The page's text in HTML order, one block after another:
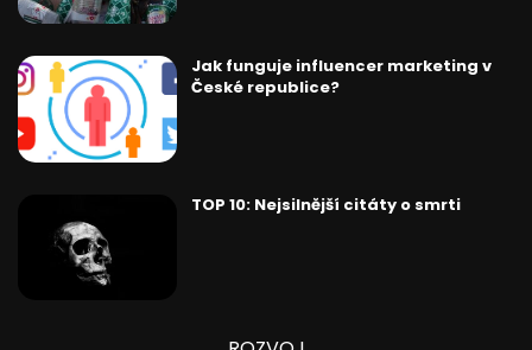
Jak funguje influencer marketing v
České republice?
TOP 10: Nejsilnější citáty o smrti